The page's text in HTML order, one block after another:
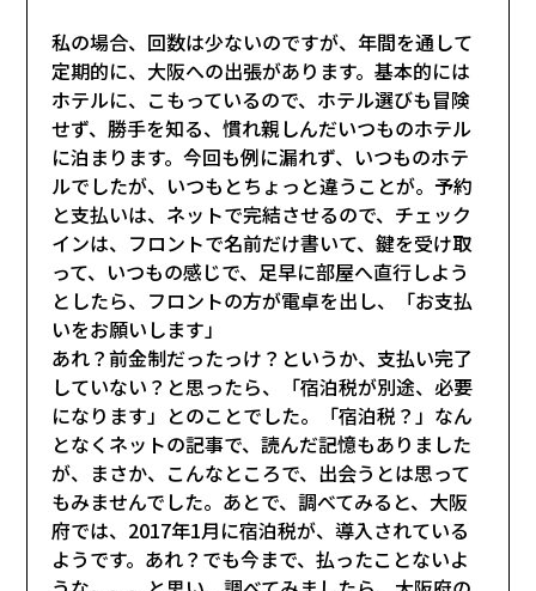
私の場合、回数は少ないのですが、年間を通して
定期的に、大阪への出張があります。基本的には
ホテルに、こもっているので、ホテル選びも冒険
せず、勝手を知る、慣れ親しんだいつものホテル
に泊まります。今回も例に漏れず、いつものホテ
ルでしたが、いつもとちょっと違うことが。予約
と支払いは、ネットで完結させるので、チェック
インは、フロントで名前だけ書いて、鍵を受け取
って、いつもの感じで、足早に部屋へ直行しよう
としたら、フロントの方が電卓を出し、「お支払
いをお願いします」
あれ？前金制だったっけ？というか、支払い完了
していない？と思ったら、「宿泊税が別途、必要
になります」とのことでした。「宿泊税？」なん
となくネットの記事で、読んだ記憶もありました
が、まさか、こんなところで、出会うとは思って
もみませんでした。あとで、調べてみると、大阪
府では、2017年1月に宿泊税が、導入されている
ようです。あれ？でも今まで、払ったことないよ